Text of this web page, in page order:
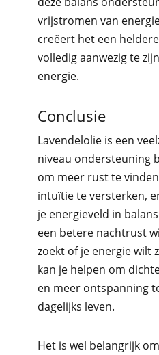
vrijstromen van
creëert het een
volledig aanwezig te
energie.
Conclusie
Lavendelolie is een
niveau ondersteuning
om meer rust te
intuïtie te versterken,
je energieveld in
een betere nachtrust
zoekt of je energie wilt
kan je helpen om
en meer ontspanning
dagelijks leven.
Het is wel belangrijk